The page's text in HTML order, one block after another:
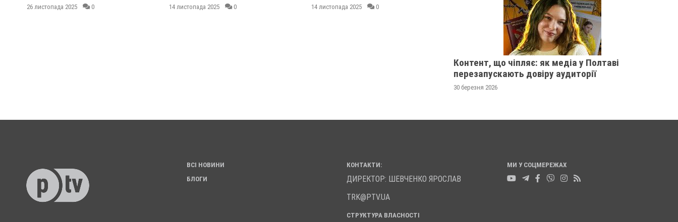
26 листопада 2025 0 14 листопада 2025 0 14 листопада 2025 0 0 12 листопада 2025
Контент, що чіпляє: як медіа у Полтаві
перезапускають довіру аудиторії
30 березня 2026
ВСІ НОВИНИ
БЛОГИ
КОНТАКТИ:
ДИРЕКТОР: ШЕВЧЕНКО ЯРОСЛАВ
TRK@PTV.UA
СТРУКТУРА ВЛАСНОСТІ
МИ У СОЦМЕРЕЖАХ